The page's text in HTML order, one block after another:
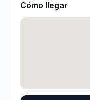
Cómo llegar